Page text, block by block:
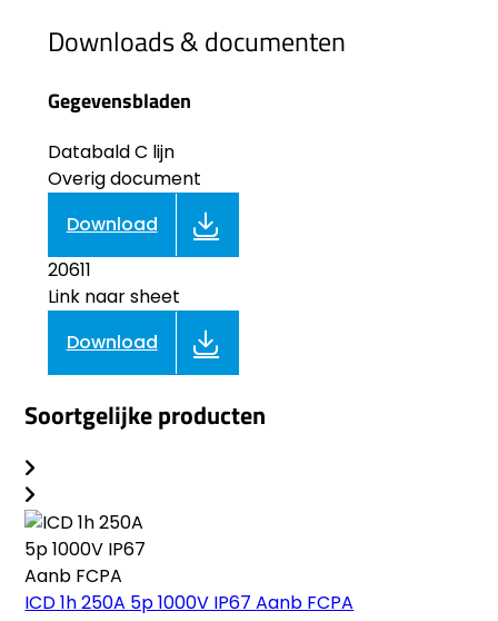
Downloads & documenten
Gegevensbladen
Databald C lijn
Overig document
Download
20611
Link naar sheet
Download
Soortgelijke producten
ICD 1h 250A 5p 1000V IP67 Aanb FCPA